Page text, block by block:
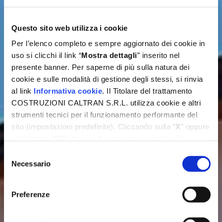
Questo sito web utilizza i cookie
Per l’elenco completo e sempre aggiornato dei cookie in
uso si clicchi il link “Mostra dettagli” inserito nel
presente banner. Per saperne di più sulla natura dei
cookie e sulle modalità di gestione degli stessi, si rinvia
al link Informativa cookie. Il Titolare del trattamento
COSTRUZIONI CALTRAN S.R.L. utilizza cookie e altri
strumenti tecnici per il funzionamento performante del
sito (impostazioni predefinite). Cliccando sulla “X” oppure
predefinite. Invece, i cookie di profilazione e di terze parti
utilizzati dal Titolare suddetto per migliorare l’esperienza
personalizzata nonché per consentire ai medesimi un
del
consenso
Necessario
Preferenze
Le Nostre Realizzazioni